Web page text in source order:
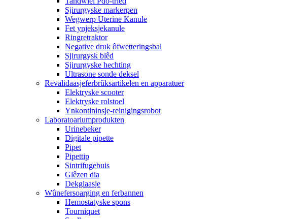
Sjirurgyske markerpen
Wegwerp Uterine Kanule
Fet ynjeksjekanule
Ringretraktor
Negative druk ôfwetteringsbal
Sjirurgysk blêd
Sjirurgyske hechting
Ultrasone sonde deksel
Revalidaasjeferbrûksartikelen en apparatuer
Elektryske scooter
Elektryske rolstoel
Ynkontininsje-reinigingsrobot
Laboratoariumprodukten
Urinebeker
Digitale pipette
Pipet
Pipettip
Sintrifugebuis
Glêzen dia
Dekglaasje
Wûnefersoarging en ferbannen
Hemostatyske spons
Tourniquet